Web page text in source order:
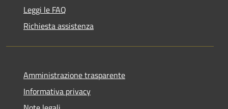
Leggi le FAQ
Richiesta assistenza
Amministrazione trasparente
Informativa privacy